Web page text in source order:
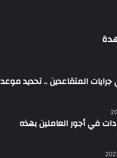
المتقاعدين .. تحديد موعد
في أجور العاملين بهذه